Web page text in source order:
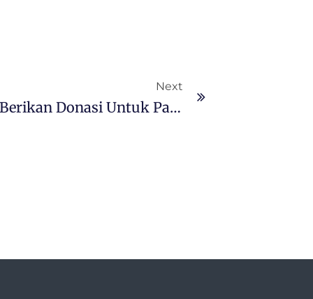
Next
PT Gunbuster Nickel Industry Berikan Donasi Untuk Panti Asuhan Di Morowali Utara